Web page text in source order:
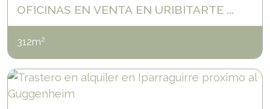
OFICINAS EN VENTA EN URIBITARTE ...
312m2